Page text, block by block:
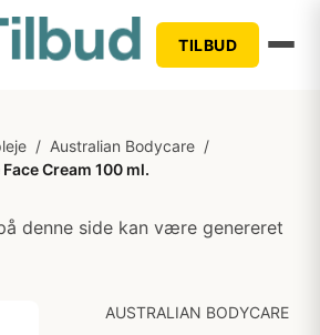
TILBUD
/ Australian Bodycare /
Cream 100 ml.
denne side kan være genereret
AUSTRALIAN BODYCARE